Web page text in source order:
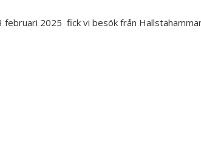
februari 2025 fick vi besök från